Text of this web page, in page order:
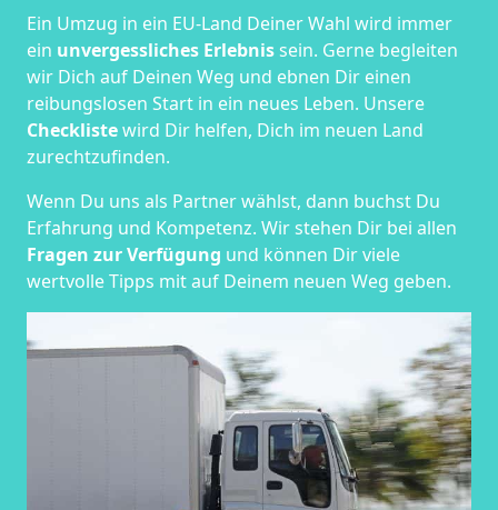
Ein Umzug in ein EU-Land Deiner Wahl wird immer
ein unvergessliches Erlebnissein. Gerne begleiten
wir Dich auf Deinen Weg und ebnen Dir einen
reibungslosen Start in ein neues Leben. Unsere
Checklistewird Dir helfen, Dich im neuen Land
zurechtzufinden.
Wenn Du uns als Partner wählst, dann buchst Du
Erfahrung und Kompetenz. Wir stehen Dir bei allen
Fragen zur Verfügung und können Dir viele
wertvolle Tipps mit auf Deinem neuen Weg geben.